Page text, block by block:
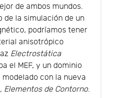
de ambos mundos.
de la simulación de un
podríamos tener
anisotrópico
Electrostática
el MEF, y un dominio
con la nueva
Elementos de Contorno.